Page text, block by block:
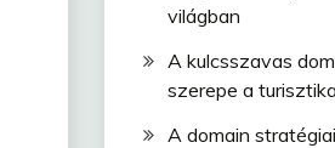
világban
A kulcsszavas
szerepe a
A domain